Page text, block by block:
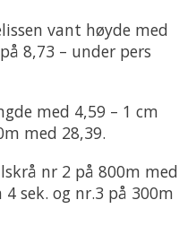
vant høyde med
8,73 – under pers
med 4,59 – 1 cm
med 28,39.
nr 2 på 800m med
sek. og nr.3 på 300m